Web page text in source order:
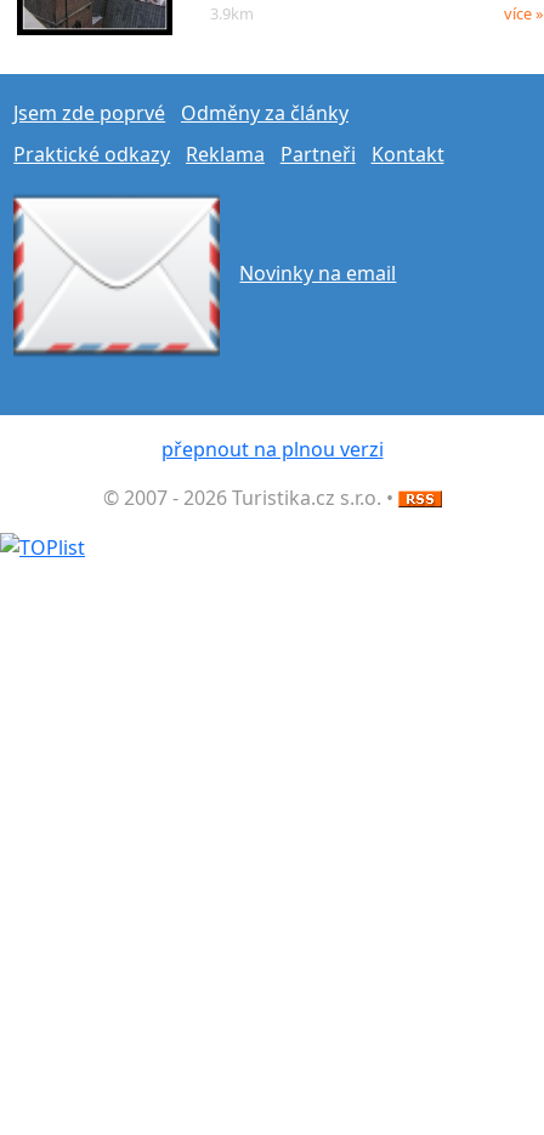
3.9km
více »
Jsem zde poprvé
Odměny za články
Praktické odkazy
Reklama Partneři Kontakt
Novinky na email
přepnout na plnou verzi
© 2007 - 2026 Turistika.cz s.r.o. •